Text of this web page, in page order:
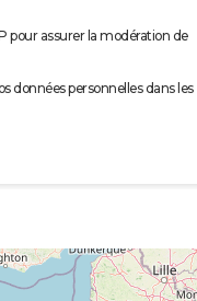
pour assurer la modération de
données personnelles dans les